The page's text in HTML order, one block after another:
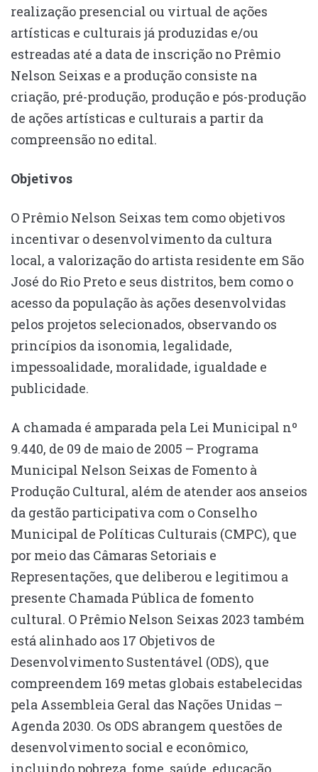
realização presencial ou virtual de ações
artísticas e culturais já produzidas e/ou
estreadas até a data de inscrição no Prêmio
Nelson Seixas e a produção consiste na
criação, pré-produção, produção e pós-produção
de ações artísticas e culturais a partir da
compreensão no edital.
Objetivos
O Prêmio Nelson Seixas tem como objetivos
incentivar o desenvolvimento da cultura
local, a valorização do artista residente em São
José do Rio Preto e seus distritos, bem como o
acesso da população às ações desenvolvidas
pelos projetos selecionados, observando os
princípios da isonomia, legalidade,
impessoalidade, moralidade, igualdade e
publicidade.
A chamada é amparada pela Lei Municipal nº
9.440, de 09 de maio de 2005 – Programa
Municipal Nelson Seixas de Fomento à
Produção Cultural, além de atender aos anseios
da gestão participativa com o Conselho
Municipal de Políticas Culturais (CMPC), que
por meio das Câmaras Setoriais e
Representações, que deliberou e legitimou a
presente Chamada Pública de fomento
cultural. O Prêmio Nelson Seixas 2023 também
está alinhado aos 17 Objetivos de
Desenvolvimento Sustentável (ODS), que
compreendem 169 metas globais estabelecidas
pela Assembleia Geral das Nações Unidas –
Agenda 2030. Os ODS abrangem questões de
desenvolvimento social e econômico,